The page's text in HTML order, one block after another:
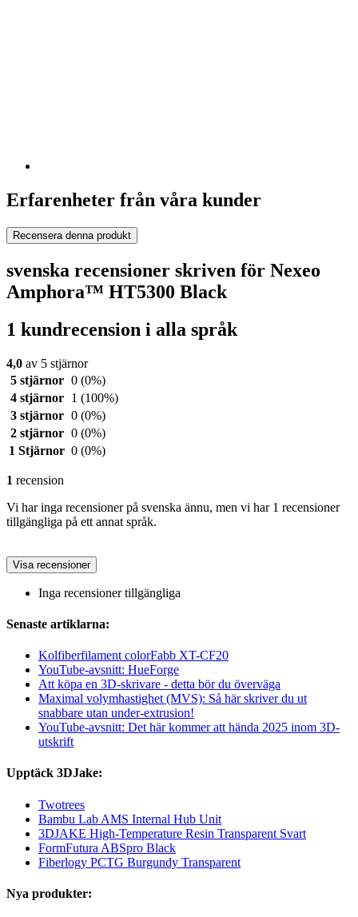
Erfarenheter från våra kunder
Recensera denna produkt
svenska recensioner skriven för Nexeo
Amphora™ HT5300 Black
1 kundrecension i alla språk
4,0 av 5 stjärnor
5 stjärnor 0 (0%)
4 stjärnor
1 (100%)
3 stjärnor 0 (0%)
2 stjärnor 0 (0%)
1 Stjärnor 0 (0%)
1 recension
Vi har inga recensioner på svenska ännu, men vi har 1 recensioner
tillgängliga på ett annat språk.
Visa recensioner
Inga recensioner tillgängliga
Senaste artiklarna:
Kolfiberfilament colorFabb XT-CF20
YouTube-avsnitt: HueForge
Att köpa en 3D-skrivare - detta bör du överväga
Maximal volymhastighet (MVS): Så här skriver du ut
snabbare utan under-extrusion!
YouTube-avsnitt: Det här kommer att hända 2025 inom 3D-
utskrift
Upptäck 3DJake:
Twotrees
Bambu Lab AMS Internal Hub Unit
3DJAKE High-Temperature Resin Transparent Svart
FormFutura ABSpro Black
Fiberlogy PCTG Burgundy Transparent
Nya produkter: